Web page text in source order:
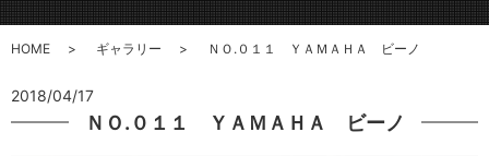
HOME ギャラリー ＮＯ.０１１ ＹＡＭＡＨＡ ビーノ
2018/04/17
ＮＯ.０１１ ＹＡＭＡＨＡ ビーノ